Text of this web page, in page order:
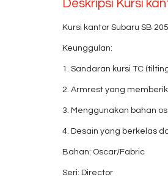
Deskripsi Kursi
Kursi kantor Subaru SB 205
Keunggulan:
1. Sandaran kursi TC
2. Armrest yang
3. Menggunakan bahan
4. Desain yang berkelas
Bahan: Oscar/Fabric
Seri: Director